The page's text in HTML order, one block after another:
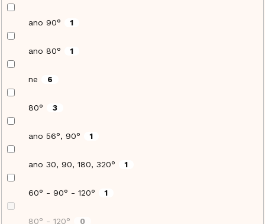
ano 90° 1
ano 80° 1
ne 6
80° 3
ano 56°, 90° 1
ano 30, 90, 180, 320° 1
60° - 90° - 120° 1
80° - 120° 0